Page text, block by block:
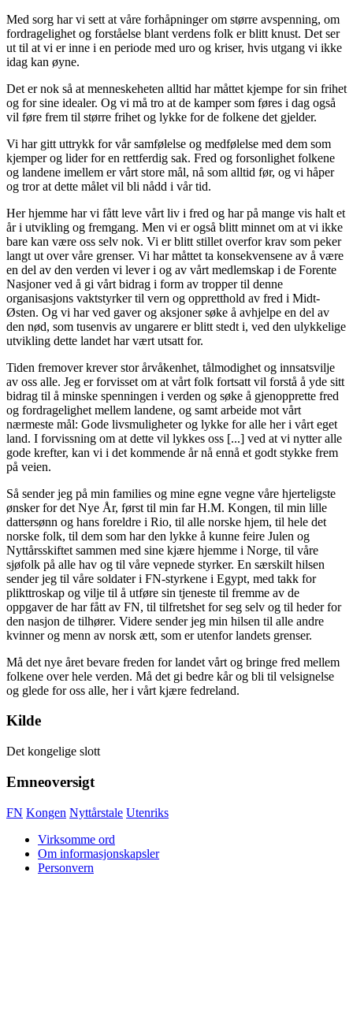
Med sorg har vi sett at våre forhåpninger om større avspenning, om
fordragelighet og forståelse blant verdens folk er blitt knust. Det ser
ut til at vi er inne i en periode med uro og kriser, hvis utgang vi ikke
idag kan øyne.
Det er nok så at menneskeheten alltid har måttet kjempe for sin frihet
og for sine idealer. Og vi må tro at de kamper som føres i dag også
vil føre frem til større frihet og lykke for de folkene det gjelder.
Vi har gitt uttrykk for vår samfølelse og medfølelse med dem som
kjemper og lider for en rettferdig sak. Fred og forsonlighet folkene
og landene imellem er vårt store mål, nå som alltid før, og vi håper
og tror at dette målet vil bli nådd i vår tid.
Her hjemme har vi fått leve vårt liv i fred og har på mange vis halt et
år i utvikling og fremgang. Men vi er også blitt minnet om at vi ikke
bare kan være oss selv nok. Vi er blitt stillet overfor krav som peker
langt ut over våre grenser. Vi har måttet ta konsekvensene av å være
en del av den verden vi lever i og av vårt medlemskap i de Forente
Nasjoner ved å gi vårt bidrag i form av tropper til denne
organisasjons vaktstyrker til vern og oppretthold av fred i Midt-
Østen. Og vi har ved gaver og aksjoner søke å avhjelpe en del av
den nød, som tusenvis av ungarere er blitt stedt i, ved den ulykkelige
utvikling dette landet har vært utsatt for.
Tiden fremover krever stor årvåkenhet, tålmodighet og innsatsvilje
av oss alle. Jeg er forvisset om at vårt folk fortsatt vil forstå å yde sitt
bidrag til å minske spenningen i verden og søke å gjenopprette fred
og fordragelighet mellem landene, og samt arbeide mot vårt
nærmeste mål: Gode livsmuligheter og lykke for alle her i vårt eget
land. I forvissning om at dette vil lykkes oss [...] ved at vi nytter alle
gode krefter, kan vi i det kommende år nå ennå et godt stykke frem
på veien.
Så sender jeg på min families og mine egne vegne våre hjerteligste
ønsker for det Nye År, først til min far H.M. Kongen, til min lille
dattersønn og hans foreldre i Rio, til alle norske hjem, til hele det
norske folk, til dem som har den lykke å kunne feire Julen og
Nyttårsskiftet sammen med sine kjære hjemme i Norge, til våre
sjøfolk på alle hav og til våre vepnede styrker. En særskilt hilsen
sender jeg til våre soldater i FN-styrkene i Egypt, med takk for
plikttroskap og vilje til å utføre sin tjeneste til fremme av de
oppgaver de har fått av FN, til tilfretshet for seg selv og til heder for
den nasjon de tilhører. Videre sender jeg min hilsen til alle andre
kvinner og menn av norsk ætt, som er utenfor landets grenser.
Må det nye året bevare freden for landet vårt og bringe fred mellem
folkene over hele verden. Må det gi bedre kår og bli til velsignelse
og glede for oss alle, her i vårt kjære fedreland.
Kilde
Det kongelige slott
Emneoversigt
FN Kongen Nyttårstale Utenriks
Virksomme ord
Om informasjonskapsler
Personvern